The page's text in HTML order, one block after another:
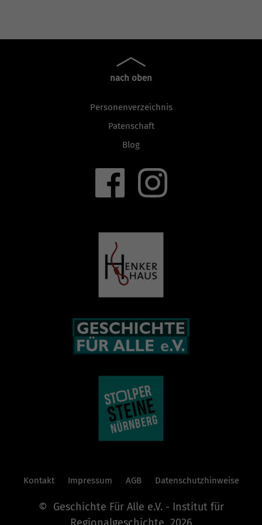
nach oben
Personenverzeichnis
Patenschaft
Blog
Kontakt Impressum AGB Datenschutzhinweise
© Geschichte Für Alle e.V. - Institut für